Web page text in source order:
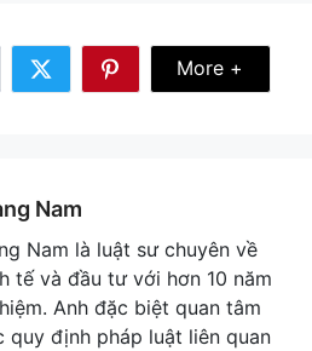
Share
Share
More +
Nam
Nam là luật sư chuyên về
tế và đầu tư với hơn 10 năm
Anh đặc biệt quan tâm
quy định pháp luật liên quan